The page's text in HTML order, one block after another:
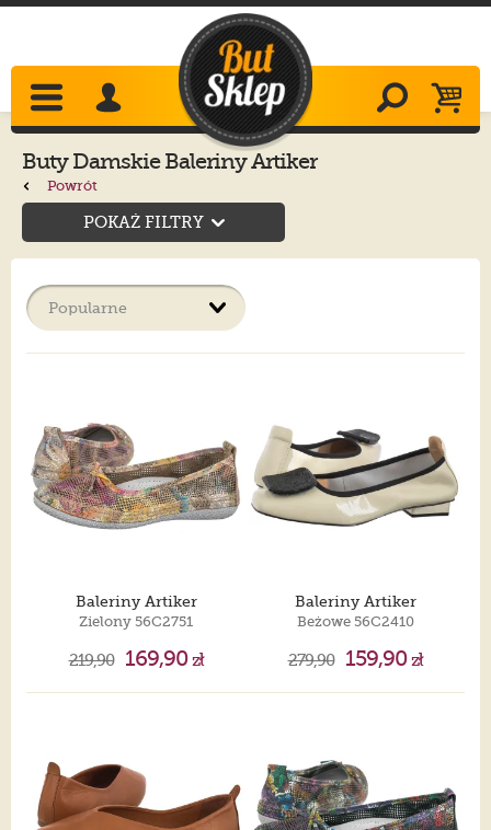
Buty Damskie Baleriny Artiker
Powrót
POKAŻ FILTRY
Baleriny Artiker
Zielony 56C2751
219,90 169,90zł
Baleriny Artiker
Beżowe 56C2410
279,90 159,90zł